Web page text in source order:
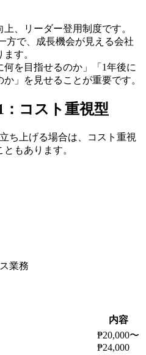
、リーダー登用制度です。
方で、成長機会が見える会社
す。
を目指せるのか」「1年後に
」を見せることが重要です。
コスト重視型
ち上げる場合は、コスト重視
もあります。
業務
内容
₱20,000〜
₱24,000